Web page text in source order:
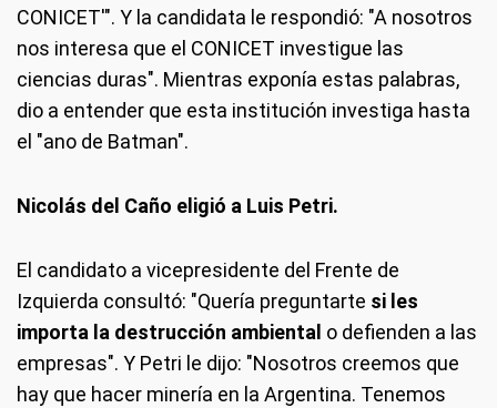
CONICET'". Y la candidata le respondió: "A nosotros
nos interesa que el CONICET investigue las
ciencias duras". Mientras exponía estas palabras,
dio a entender que esta institución investiga hasta
el "ano de Batman".
Nicolás del Caño eligió a Luis Petri.
El candidato a vicepresidente del Frente de
Izquierda consultó: "Quería preguntarte si les
importa la destrucción ambiental o defienden a las
empresas". Y Petri le dijo: "Nosotros creemos que
hay que hacer minería en la Argentina. Tenemos